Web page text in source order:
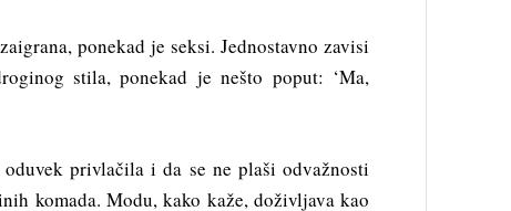
ponekad je seksi. Jednostavno zavisi
stila, ponekad je nešto poput: ‘Ma,
privlačila i da se ne plaši odvažnosti
komada. Modu, kako kaže, doživljava kao